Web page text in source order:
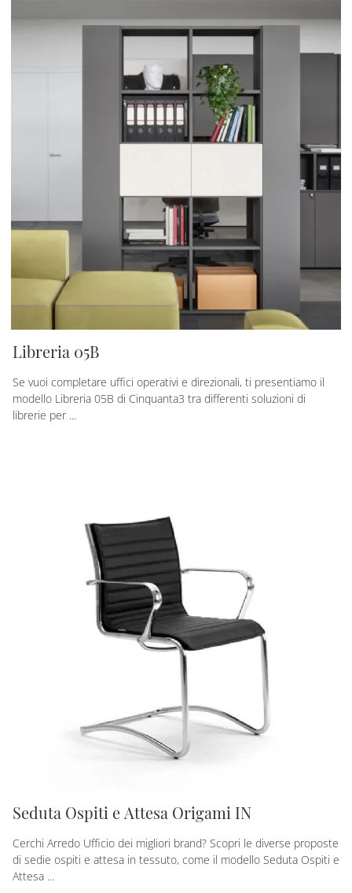
Libreria 05B
Se vuoi completare uffici operativi e direzionali, ti presentiamo il
modello Libreria 05B di Cinquanta3 tra differenti soluzioni di
librerie per ...
Seduta Ospiti e Attesa Origami IN
Cerchi Arredo Ufficio dei migliori brand? Scopri le diverse proposte
di sedie ospiti e attesa in tessuto, come il modello Seduta Ospiti e
Attesa ...